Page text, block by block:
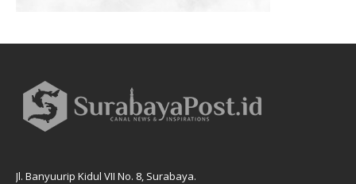
Jl. Banyuurip Kidul VII No. 8, Surabaya.